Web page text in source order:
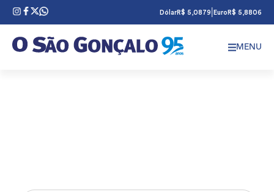
DólarR$ 5,0879 Euro R$ 5,8806
MENU